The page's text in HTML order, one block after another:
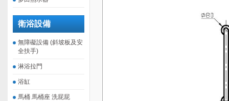
衛浴設備
無障礙設備 (斜坡板及安
全扶手)
淋浴拉門
浴缸
馬桶 馬桶座 洗屁屁